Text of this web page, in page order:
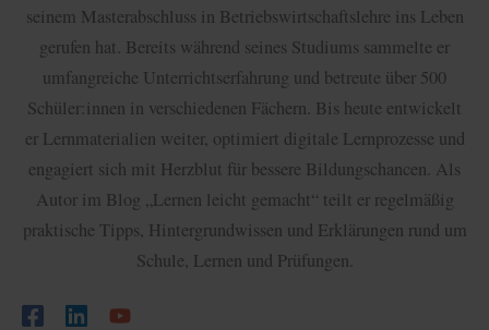
seinem Masterabschluss in Betriebswirtschaftslehre ins Leben
gerufen hat. Bereits während seines Studiums sammelte er
umfangreiche Unterrichtserfahrung und betreute über 500
Schüler:innen in verschiedenen Fächern. Bis heute entwickelt
er Lernmaterialien weiter, optimiert digitale Lernprozesse und
engagiert sich mit Herzblut für bessere Bildungschancen. Als
Autor im Blog „Lernen leicht gemacht“ teilt er regelmäßig
praktische Tipps, Hintergrundwissen und Erklärungen rund um
Schule, Lernen und Prüfungen.